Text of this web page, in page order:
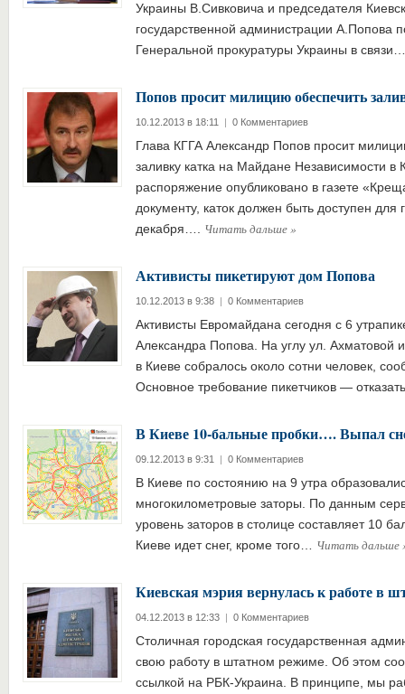
Украины В.Сивковича и председателя
государственной администрации А.Попова
Генеральной прокуратуры Украины в
Попов просит милицию обеспечить
10.12.2013 в 18:11 | 0 Комментариев
Глава КГГА Александр Попов просит
заливку катка на Майдане Независимости в
распоряжение опубликовано в газете
документу, каток должен быть доступен для
декабря…. Читать дальше»
Активисты пикетируют дом Попова
10.12.2013 в 9:38 | 0 Комментариев
Активисты Евромайдана сегодня с 6
Александра Попова. На углу ул. Ахматовой
в Киеве собралось около сотни человек,
Основное требование пикетчиков —
В Киеве 10-бальные пробки…. Выпал
09.12.2013 в 9:31 | 0 Комментариев
В Киеве по состоянию на 9 утра
многокилометровые заторы. По данным
уровень заторов в столице составляет 10
Киеве идет снег, кроме того… Читать дальше
Киевская мэрия вернулась к работе в
04.12.2013 в 12:33 | 0 Комментариев
Столичная городская государственная
свою работу в штатном режиме. Об этом
ссылкой на РБК-Украина. В принципе, мы